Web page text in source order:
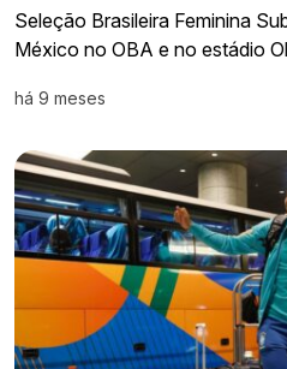
Seleção Brasileira Feminina
México no OBA e no estádio
há 9 meses